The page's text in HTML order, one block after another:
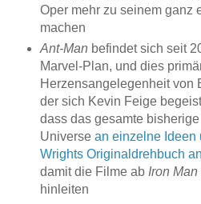
Oper mehr zu seinem ganz
machen
Ant-Man befindet sich seit
Marvel-Plan, und dies
Herzensangelegenheit von
der sich Kevin Feige
dass das gesamte
Universe an einzelne Ideen
Wrights Originaldrehbuch
damit die Filme ab Iron Man
hinleiten